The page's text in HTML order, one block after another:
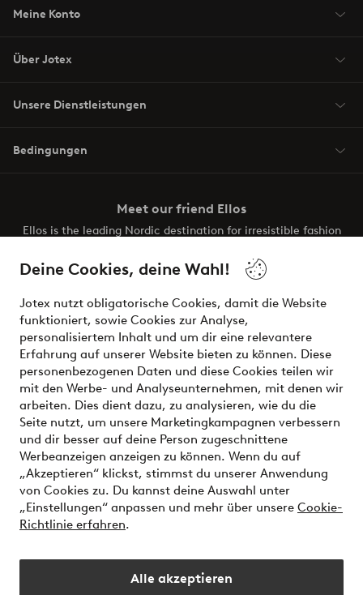
Deine Cookies, deine Wahl!
Jotex nutzt obligatorische Cookies, damit die Website
funktioniert, sowie Cookies zur Analyse,
personalisiertem Inhalt und um dir eine relevantere
Erfahrung auf unserer Website bieten zu können. Diese
personenbezogenen Daten und diese Cookies teilen wir
mit den Werbe- und Analyseunternehmen, mit denen wir
arbeiten. Dies dient dazu, zu analysieren, wie du die
Seite nutzt, um unsere Marketingkampagnen verbessern
und dir besser auf deine Person zugeschnittene
Werbeanzeigen anzeigen zu können. Wenn du auf
„Akzeptieren“ klickst, stimmst du unserer Anwendung
von Cookies zu. Du kannst deine Auswahl unter
„Einstellungen“ anpassen und mehr über unsere Cookie-
Richtlinie erfahren.
Alle akzeptieren
Meine Konto
Über Jotex
Unsere Dienstleistungen
Bedingungen
Meet our friend Ellos
Ellos is the leading Nordic destination for irresistible fashion
the latest trends, curated to make finding your next look
effortless. It’s all here.
Visit Ellos
Sichere Zahlungen - Jetzt bezahlen oder aufteilen
Möchtest du mehr über unsere
Zahlungsmöglichkeitenerfahren?